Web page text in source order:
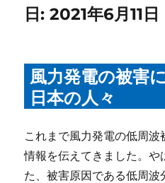
日:2021年6月11日
風力発電の被害
日本の人々
これまで風力発電の低周
情報を伝えてきました。や
た、被害原因である低周